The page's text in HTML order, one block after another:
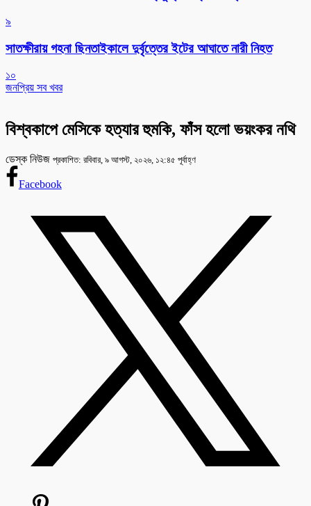
৯
সাতক্ষীরায় গহনা ছিনতাইকালে দুর্বৃত্তের ইটের আঘাতে নারী নিহত
১০
জনপ্রিয় সব খবর
বিশ্বকাপে মেসিকে হত্যার হুমকি, ফাঁস হলো ভয়ংকর নথি
ডেস্ক নিউজ প্রকাশিত: রবিবার, ৯ আগস্ট, ২০২৬, ১২:৪৫ পূর্বাহ্ণ
Facebook